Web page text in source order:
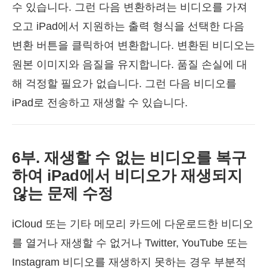
수 있습니다. 그런 다음 변환하려는 비디오를 가져
오고 iPad에서 지원하는 출력 형식을 선택한 다음
변환 버튼을 클릭하여 변환합니다. 변환된 비디오는
원본 이미지와 음질을 유지합니다. 품질 손실에 대
해 걱정할 필요가 없습니다. 그런 다음 비디오를
iPad로 전송하고 재생할 수 있습니다.
6부. 재생할 수 없는 비디오를 복구
하여 iPad에서 비디오가 재생되지
않는 문제 수정
iCloud 또는 기타 메모리 카드에 다운로드한 비디오
를 열거나 재생할 수 없거나 Twitter, YouTube 또는
Instagram 비디오를 재생하지 못하는 경우 부분적